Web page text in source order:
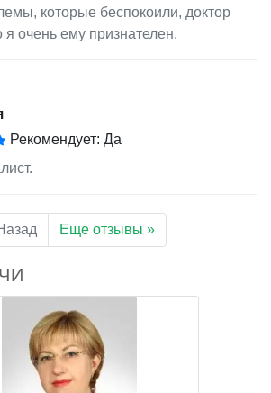
которые беспокоили, доктор
очень ему признателен.
Рекомендует: Да
Еще отзывы »